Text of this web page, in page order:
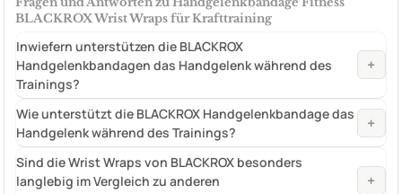
BLACKROX Wrist Wraps für Krafttraining
Inwiefern unterstützen die BLACKROX
Handgelenkbandagen das Handgelenk während des
Trainings?
+
Wie unterstützt die BLACKROX Handgelenkbandage das
Handgelenk während des Trainings?
+
Sind die Wrist Wraps von BLACKROX besonders
langlebig im Vergleich zu anderen
+